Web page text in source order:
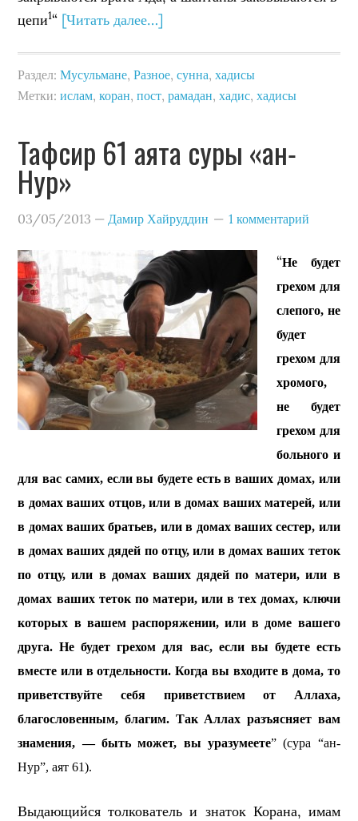
цепи1“ [Читать далее…]
Раздел:Мусульмане,Разное,сунна,хадисы
Метки:ислам,коран,пост,рамадан,хадис,хадисы
Тафсир 61 аята суры «ан-
Нур»
03/05/2013 —Дамир Хайруддин 1 комментарий
“Не будет
грехом для
слепого, не
будет
грехом для
хромого,
не будет
грехом для
больного и
для вас самих, если вы будете есть в ваших домах, или
в домах ваших отцов, или в домах ваших матерей, или
в домах ваших братьев, или в домах ваших сестер, или
в домах ваших дядей по отцу, или в домах ваших теток
по отцу, или в домах ваших дядей по матери, или в
домах ваших теток по матери, или в тех домах, ключи
которых в вашем распоряжении, или в доме вашего
друга. Не будет грехом для вас, если вы будете есть
вместе или в отдельности. Когда вы входите в дома, то
приветствуйте себя приветствием от Аллаха,
благословенным, благим. Так Аллах разъясняет вам
знамения, — быть может, вы уразумеете” (сура “ан-
Нур”, аят 61).
Выдающийся толкователь и знаток Корана, имам